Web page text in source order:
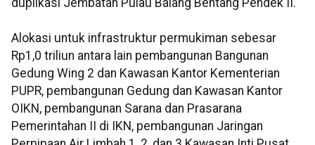
duplikasi Jembatan Pulau Balang Bentang Pendek II.
Alokasi untuk infrastruktur permukiman sebesar
Rp1,0 triliun antara lain pembangunan Bangunan
Gedung Wing 2 dan Kawasan Kantor Kementerian
PUPR, pembangunan Gedung dan Kawasan Kantor
OIKN, pembangunan Sarana dan Prasarana
Pemerintahan II di IKN, pembangunan Jaringan